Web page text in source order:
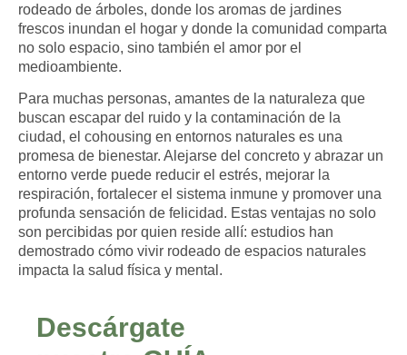
rodeado de árboles, donde los aromas de jardines
frescos inundan el hogar y donde la comunidad comparta
no solo espacio, sino también el amor por el
medioambiente.
Para muchas personas, amantes de la naturaleza que
buscan escapar del ruido y la contaminación de la
ciudad, el cohousing en entornos naturales es una
promesa de bienestar. Alejarse del concreto y abrazar un
entorno verde puede reducir el estrés, mejorar la
respiración, fortalecer el sistema inmune y promover una
profunda sensación de felicidad. Estas ventajas no solo
son percibidas por quien reside allí: estudios han
demostrado cómo vivir rodeado de espacios naturales
impacta la salud física y mental.
Descárgate